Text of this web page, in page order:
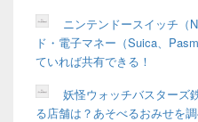
ニンテンドースイッチ（
ド・電子マネー（Suica、
ていれば共有できる！
妖怪ウォッチバスターズ
る店舗は？あそべるおみせを